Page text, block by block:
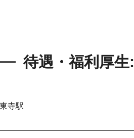
待遇・福利厚生:
寺駅